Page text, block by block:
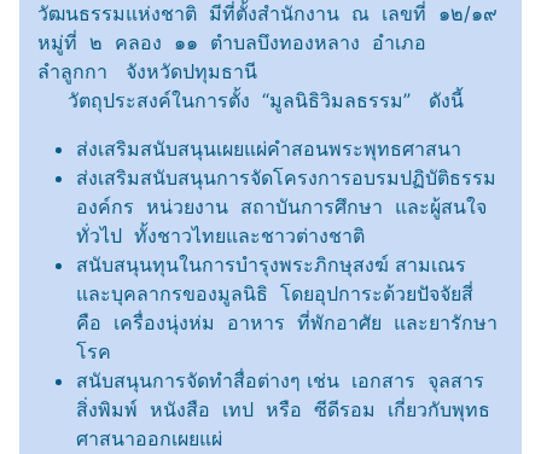
วัฒนธรรมแห่งชาติ มีที่ตั้งสำนักงาน ณ เลขที่ ๑๒/๑๙
หมู่ที่ ๒ คลอง ๑๑ ตำบลบึงทองหลาง อำเภอ
ลำลูกกา จังหวัดปทุมธานี
วัตถุประสงค์ในการตั้ง “มูลนิธิวิมลธรรม” ดังนี้
ส่งเสริมสนับสนุนเผยแผ่คำสอนพระพุทธศาสนา
ส่งเสริมสนับสนุนการจัดโครงการอบรมปฏิบัติธรรม
องค์กร หน่วยงาน สถาบันการศึกษา และผู้สนใจ
ทั่วไป ทั้งชาวไทยและชาวต่างชาติ
สนับสนุนทุนในการบำรุงพระภิกษุสงฆ์ สามเณร
และบุคลากรของมูลนิธิ โดยอุปการะด้วยปัจจัยสี่
คือ เครื่องนุ่งห่ม อาหาร ที่พักอาศัย และยารักษา
โรค
สนับสนุนการจัดทำสื่อต่างๆ เช่น เอกสาร จุลสาร
สิ่งพิมพ์ หนังสือ เทป หรือ ซีดีรอม เกี่ยวกับพุทธ
ศาสนาออกเผยแผ่